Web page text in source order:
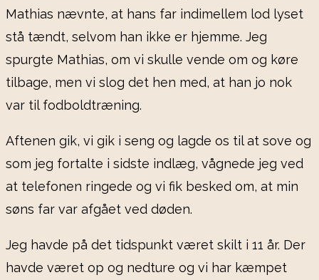
Mathias nævnte, at hans far indimellem lod lyset
stå tændt, selvom han ikke er hjemme. Jeg
spurgte Mathias, om vi skulle vende om og køre
tilbage, men vi slog det hen med, at han jo nok
var til fodboldtræning.
Aftenen gik, vi gik i seng og lagde os til at sove og
som jeg fortalte i sidste indlæg, vågnede jeg ved
at telefonen ringede og vi fik besked om, at min
søns far var afgået ved døden.
Jeg havde på det tidspunkt været skilt i 11 år. Der
havde været op og nedture og vi har kæmpet